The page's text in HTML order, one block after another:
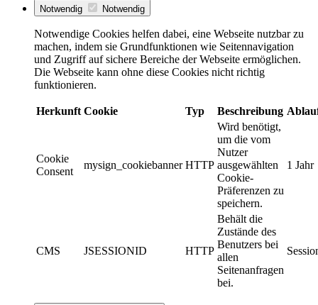
Notwendig Notwendig
Notwendige Cookies helfen dabei, eine Webseite nutzbar zu
machen, indem sie Grundfunktionen wie Seitennavigation
und Zugriff auf sichere Bereiche der Webseite ermöglichen.
Die Webseite kann ohne diese Cookies nicht richtig
funktionieren.
Herkunft Cookie Typ Beschreibung
Cookie
Consent
mysign_cookiebanner HTTP
Wird benötigt,
um die vom
Nutzer
ausgewählten
Cookie-
Präferenzen zu
speichern.
1 Jahr
CMS JSESSIONID HTTP
Behält die
Zustände des
Benutzers bei
allen
Seitenanfragen
bei.